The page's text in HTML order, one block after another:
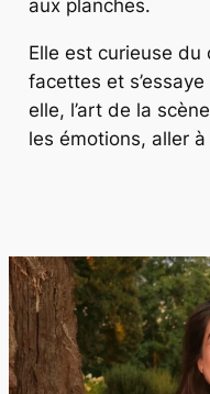
aux planches.
Elle est curieuse du
facettes et
elle, l’art de la
les émotions, aller